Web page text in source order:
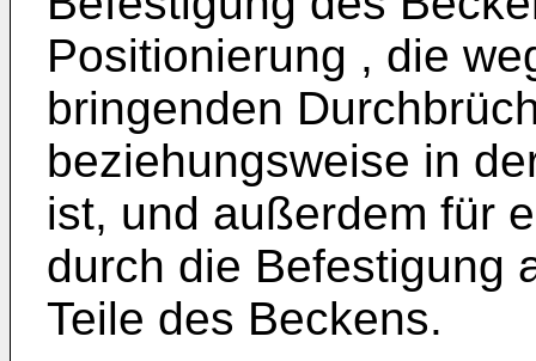
Positionierung , die
bringenden
beziehungsweise in
ist, und außerdem für
durch die Befestigung
Teile des Beckens.